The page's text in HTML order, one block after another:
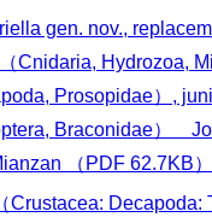
gen. nov.,
Cnidaria, Hydrozoa,
Prosopidae）,
Braconidae）
（PDF 62.7KB）
Crustacea: